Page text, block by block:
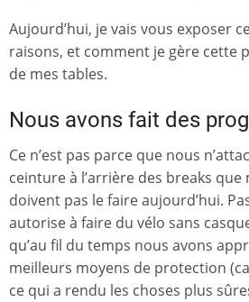
Aujourd’hui, je vais vous exposer
raisons, et comment je gère cette
de mes tables.
Nous avons fait des
Ce n’est pas parce que nous
ceinture à l’arrière des breaks que
doivent pas le faire aujourd’hui.
autorise à faire du vélo sans
qu’au fil du temps nous avons
meilleurs moyens de protection
ce qui a rendu les choses plus